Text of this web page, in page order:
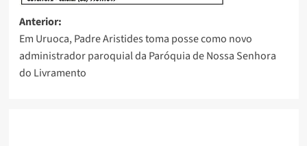
Anterior:
Em Uruoca, Padre Aristides toma posse como novo
administrador paroquial da Paróquia de Nossa Senhora
do Livramento